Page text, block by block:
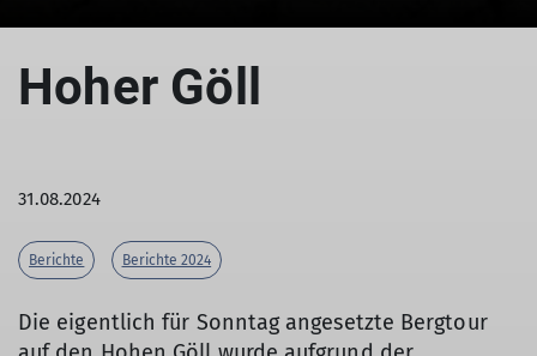
Hoher Göll
31.08.2024
Berichte Berichte 2024
Die eigentlich für Sonntag angesetzte Bergtour